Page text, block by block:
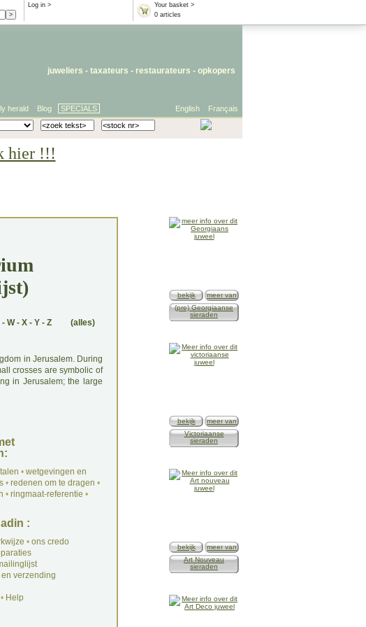
Your basket >
0 articles
Log in >
juweliers - taxateurs - restaurateurs - opkopers
Français
English
herald Blog SPECIALS
hier !!!
- W- X - Y - Z
(alles)
in Jerusalem. During
crosses are symbolic of
in Jerusalem; the large
• wetgevingen en
• redenen om te dragen •
• ringmaat-referentie •
:
• ons credo
verzending
• Help
bekijk
meer van
(pre) Georgiaanse
sieraden
bekijk
meer van
Victoriaanse
sieraden
bekijk
meer van
Art Nouveau
sieraden